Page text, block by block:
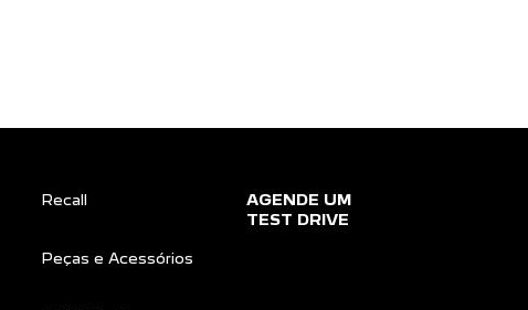
Recall
Peças e Acessórios
AGENDE UM
TEST DRIVE